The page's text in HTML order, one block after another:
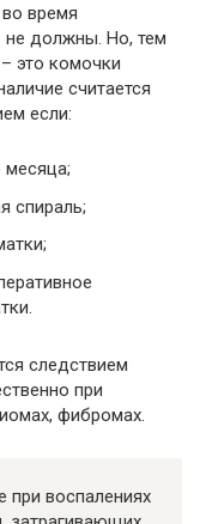
время
не должны. Но, тем
это комочки
считается
если:
спираль;
следствием
при
фибромах.
при воспалениях